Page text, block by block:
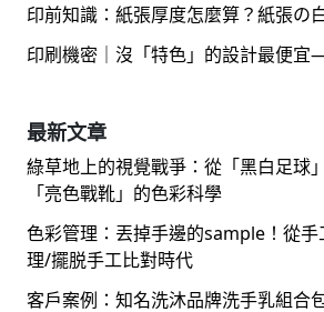
印前知識：紙張厚度怎麼算？紙張の
印刷機密｜沒「特色」的設計最便宜
最新文章
綠草地上的視覺戰爭：從「黑白足球
「亮色戰靴」的色彩科學
色彩管理：丟掉手邊的sample！從
理/擺脱手工比對時代
客戶案例：知名洗沐品牌洗手乳組合